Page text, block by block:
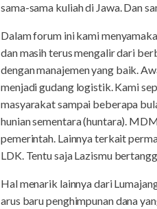
sama-sama kuliah di Jawa. Dan
Dalam forum ini kami
dan masih terus mengalir dari
dengan manajemen yang baik.
menjadi gudang logistik. Kami
masyarakat sampai beberapa
hunian sementara (huntara).
pemerintah. Lainnya terkait
LDK. Tentu saja Lazismu
Hal menarik lainnya dari
arus baru penghimpunan dana